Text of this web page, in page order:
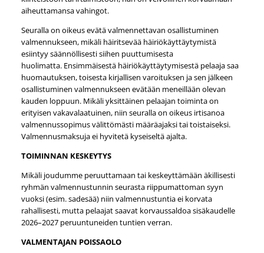
aiheuttamansa vahingot.
Seuralla on oikeus evätä valmennettavan osallistuminen
valmennukseen, mikäli häiritsevää häiriökäyttäytymistä
esiintyy säännöllisesti siihen puuttumisesta
huolimatta. Ensimmäisestä häiriökäyttäytymisestä pelaaja saa
huomautuksen, toisesta kirjallisen varoituksen ja sen jälkeen
osallistuminen valmennukseen evätään meneillään olevan
kauden loppuun. Mikäli yksittäinen pelaajan toiminta on
erityisen vakavalaatuinen, niin seuralla on oikeus irtisanoa
valmennussopimus välittömästi määräajaksi tai toistaiseksi.
Valmennusmaksuja ei hyvitetä kyseiseltä ajalta.
TOIMINNAN KESKEYTYS
Mikäli joudumme peruuttamaan tai keskeyttämään äkillisesti
ryhmän valmennustunnin seurasta riippumattoman syyn
vuoksi (esim. sadesää) niin valmennustuntia ei korvata
rahallisesti, mutta pelaajat saavat korvaussaldoa sisäkaudelle
2026–2027 peruuntuneiden tuntien verran.
VALMENTAJAN POISSAOLO